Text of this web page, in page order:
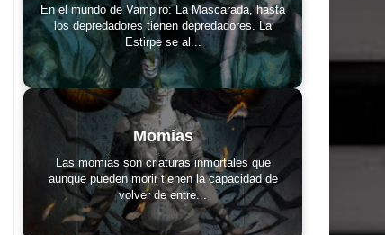
En el mundo de Vampiro: La Mascarada, hasta
los depredadores tienen depredadores. La
Estirpe se al...
Momias
Las momias son criaturas inmortales que
aunque pueden morir tienen la capacidad de
volver de entre...